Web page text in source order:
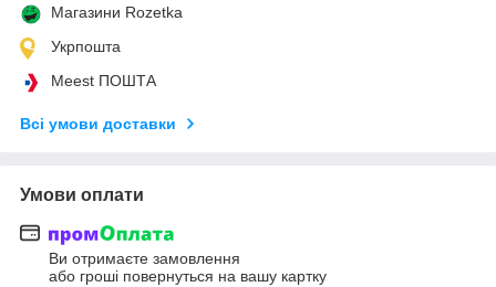
Магазини Rozetka
Укрпошта
Meest ПОШТА
Всі умови доставки
Умови оплати
Ви отримаєте замовлення
або гроші повернуться на вашу картку